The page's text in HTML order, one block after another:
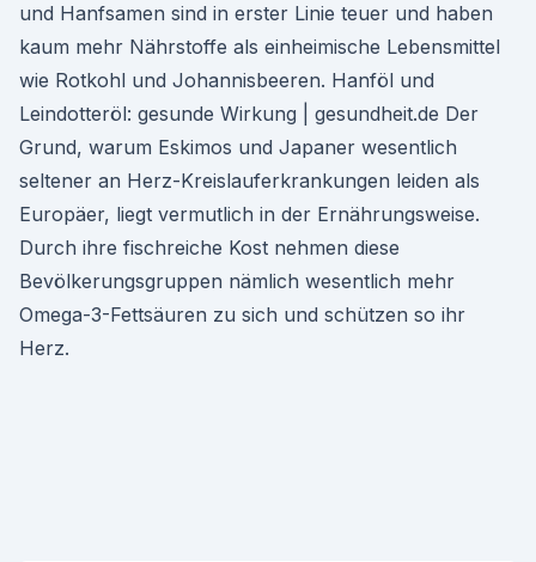
und Hanfsamen sind in erster Linie teuer und haben
kaum mehr Nährstoffe als einheimische Lebensmittel
wie Rotkohl und Johannisbeeren. Hanföl und
Leindotteröl: gesunde Wirkung | gesundheit.de Der
Grund, warum Eskimos und Japaner wesentlich
seltener an Herz-Kreislauferkrankungen leiden als
Europäer, liegt vermutlich in der Ernährungsweise.
Durch ihre fischreiche Kost nehmen diese
Bevölkerungsgruppen nämlich wesentlich mehr
Omega-3-Fettsäuren zu sich und schützen so ihr
Herz.